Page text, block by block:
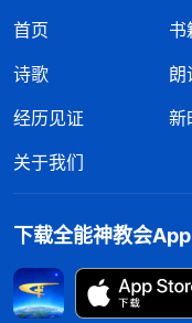
为你的儿子考虑一
活，中共政府反对
们这些信全能神的
累，甚至你的儿子
后卖苦力，跟你一
但施行诡计时，神
的每一件事，无一
首页 书
诗歌
朗
经历见证
新
关于我们
下载全能神教会App